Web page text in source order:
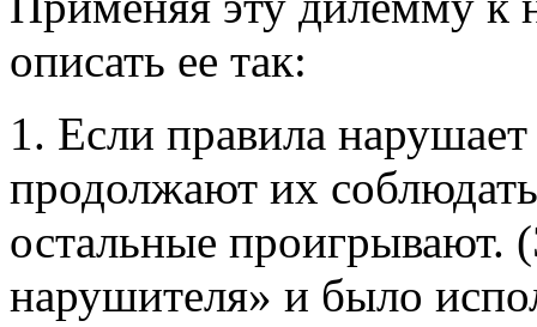
описать ее так:
1. Если правила
продолжают их
остальные проигрывают.
нарушителя» и было